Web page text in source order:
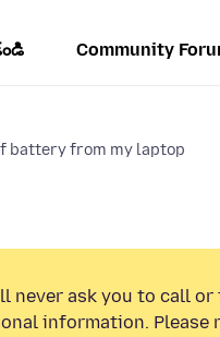
Community
battery from my laptop
never ask you to call or
information. Please